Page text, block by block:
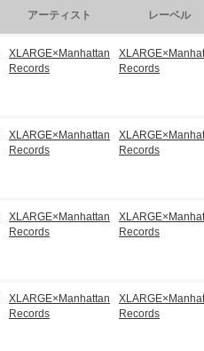
アーティスト レーベル
XLARGE×Manhattan
Records
Records
XLARGE×Manhattan
Records
Records
XLARGE×Manhattan
Records
Records
XLARGE×Manhattan
Records
Records